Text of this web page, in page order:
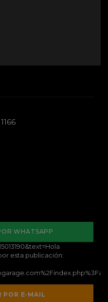
WHATSAPP
esta publicación:
POR E-MAIL